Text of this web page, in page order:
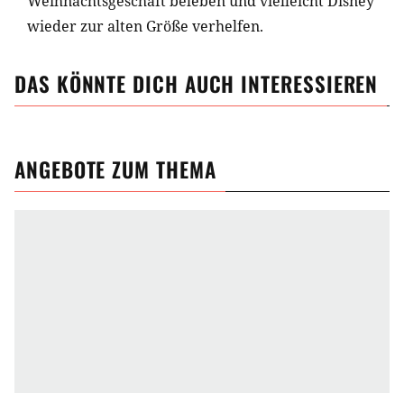
wieder zur alten Größe verhelfen.
DAS KÖNNTE DICH AUCH INTERESSIEREN
ANGEBOTE ZUM THEMA